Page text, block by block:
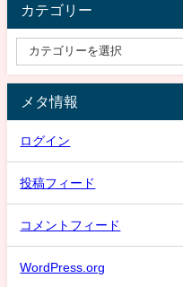
カテゴリー
メタ情報
ログイン
投稿フィード
コメントフィード
WordPress.org